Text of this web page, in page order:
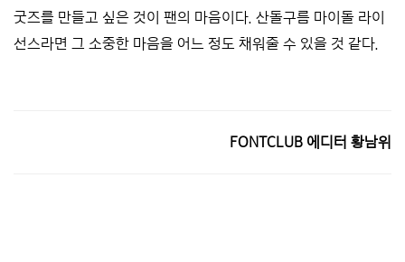
굿즈를 만들고 싶은 것이 팬의 마음이다. 산돌구름 마이돌 라이
선스라면 그 소중한 마음을 어느 정도 채워줄 수 있을 것 같다.
FONTCLUB 에디터 황남위